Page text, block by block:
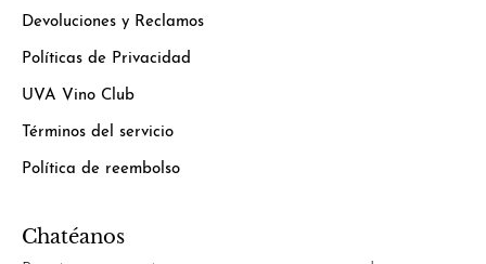
Devoluciones y Reclamos
Políticas de Privacidad
UVA Vino Club
Términos del servicio
Política de reembolso
Chatéanos